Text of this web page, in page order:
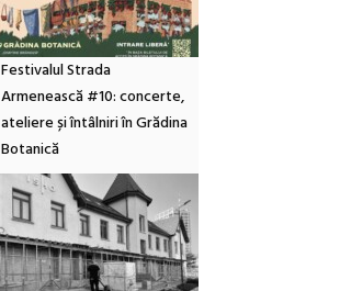
Festivalul Strada
Armenească #10: concerte,
ateliere și întâlniri în Grădina
Botanică